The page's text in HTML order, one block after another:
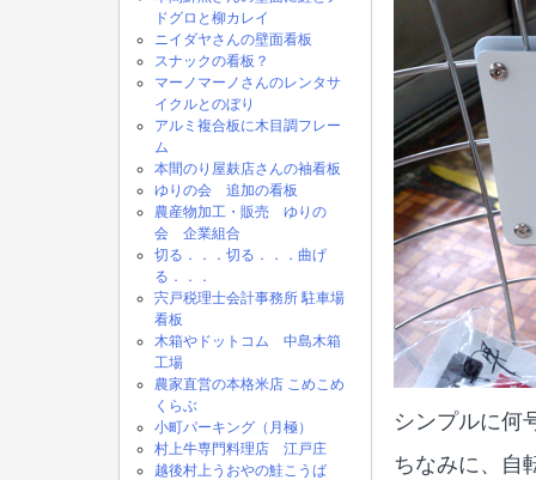
ドグロと柳カレイ
ニイダヤさんの壁面看板
スナックの看板？
マーノマーノさんのレンタサ
イクルとのぼり
アルミ複合板に木目調フレー
ム
本間のり屋麸店さんの袖看板
ゆりの会 追加の看板
農産物加工・販売 ゆりの
会 企業組合
切る．．．切る．．．曲げ
る．．．
宍戸税理士会計事務所 駐車場
看板
木箱やドットコム 中島木箱
工場
農家直営の本格米店 こめこめ
くらぶ
小町パーキング（月極）
村上牛専門料理店 江戸庄
越後村上うおやの鮭こうば
シンプルに何
ちなみに、自